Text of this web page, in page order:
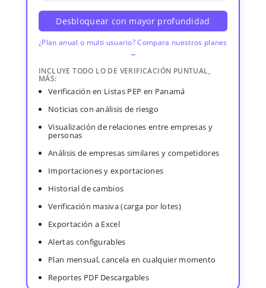
Desbloquear con mayor profundidad
¿Plan anual o multi usuario? Compara nuestros planes
→
INCLUYE TODO LO DE VERIFICACIÓN PUNTUAL,
MÁS:
Verificación en Listas PEP en Panamá
Noticias con análisis de riesgo
Visualización de relaciones entre empresas y
personas
Análisis de empresas similares y competidores
Importaciones y exportaciones
Historial de cambios
Verificación masiva (carga por lotes)
Exportación a Excel
Alertas configurables
Plan mensual, cancela en cualquier momento
Reportes PDF Descargables